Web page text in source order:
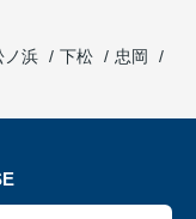
ノ浜 下松
忠岡